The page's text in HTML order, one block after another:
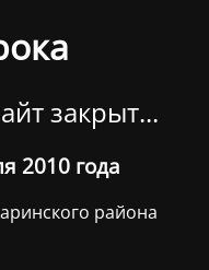
закрыт...
2010 года
района